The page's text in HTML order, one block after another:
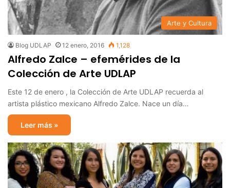
Arte y Cultura
Blog UDLAP 12 enero, 2016 1,128
Alfredo Zalce – efemérides de la
Colección de Arte UDLAP
Este 12 de enero , la Colección de Arte UDLAP recuerda al
artista plástico mexicano Alfredo Zalce. Nace un día…
Leer más »